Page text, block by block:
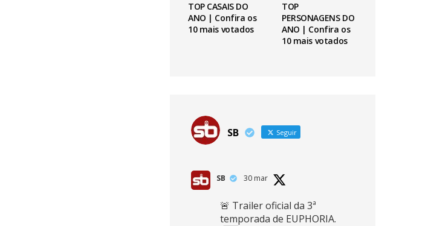
TOP CASAIS DO
ANO | Confira os
10 mais votados
TOP
PERSONAGENS DO
ANO | Confira os
10 mais votados
SB Seguir
SB 30 mar
🚨 Trailer oficial da 3ª
temporada de EUPHORIA.